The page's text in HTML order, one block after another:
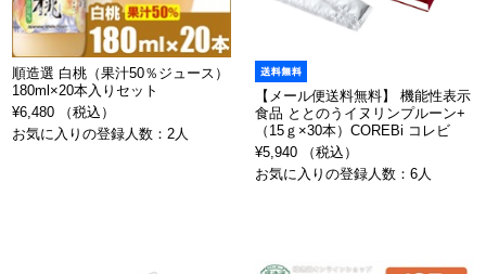
順造選 白桃（果汁50％ジュース）
180ml×20本入りセット
¥6,480 （税込）
お気に入りの登録人数：2人
【メール便送料無料】 機能性表示
食品 ととのうイヌリンプルーン+
（15ｇ×30本）COREBi コレビ
¥5,940 （税込）
お気に入りの登録人数：6人